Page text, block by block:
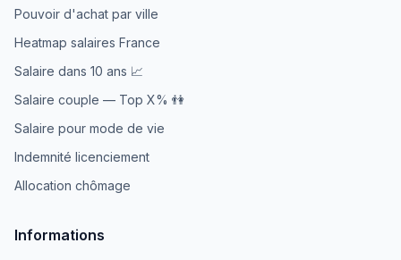
Pouvoir d'achat par ville
Heatmap salaires France
Salaire dans 10 ans 📈
Salaire couple — Top X% 👫
Salaire pour mode de vie
Indemnité licenciement
Allocation chômage
Informations